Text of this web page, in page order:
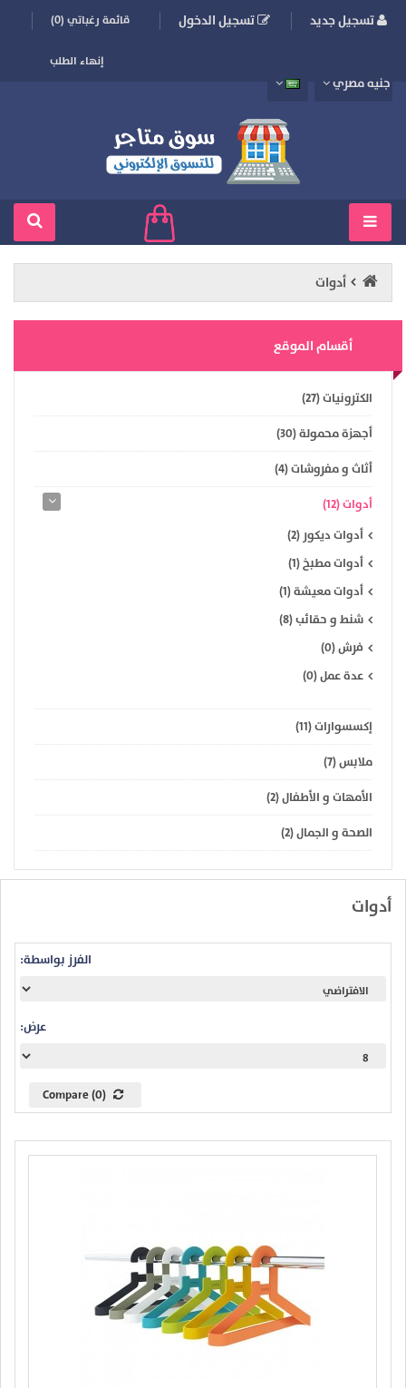
تسجيل جديد تسجيل الدخول قائمة رغباتي (0)
إنهاء الطلب
جنيه مصري
أدوات
أقسام الموقع
الكترونيات (27)
أجهزة محمولة (30)
أثاث و مفروشات (4)
أدوات (12)
أدوات ديكور (2)
أدوات مطبخ (1)
أدوات معيشة (1)
شنط و حقائب (8)
فرش (0)
عدة عمل (0)
إكسسوارات (11)
ملابس (7)
الأمهات و الأطفال (2)
الصحة و الجمال (2)
أدوات
الفرز بواسطة:
عرض: